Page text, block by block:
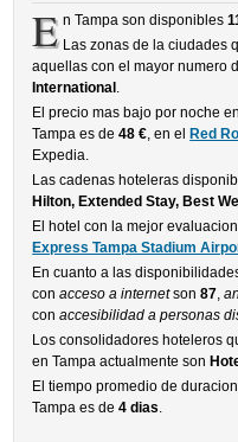
E n Tampa son disponibles
Las zonas de la ciudades
aquellas con el mayor numero
International .
El precio mas bajo por noche
Tampa es de48 €, en el Red
Expedia.
Las cadenas hoteleras
Hilton, Extended Stay, Best
El hotel con la mejor
Express Tampa Stadium
En cuanto a las
conacceso a internetson87,
conaccesibilidad a personas
Los consolidadores hoteleros
en Tampa actualmente son
El tiempo promedio de
Tampa es de4 dias.